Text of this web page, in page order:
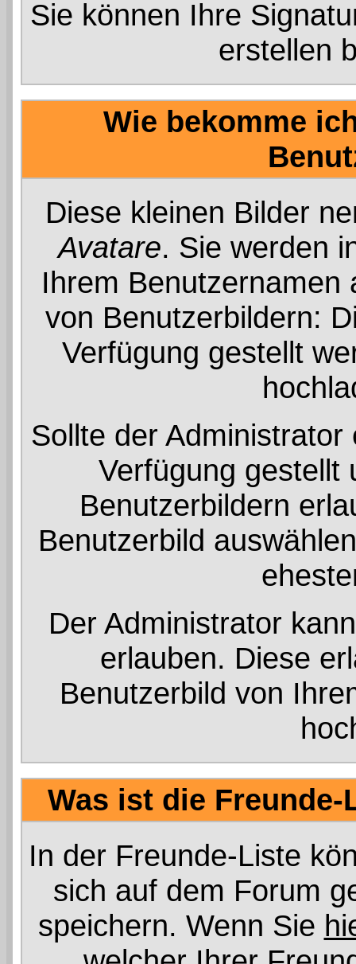
Sie können Ihre
erstellen
Wie bekomme
Diese kleinen Bilder
Avatare. Sie werden
Ihrem Benutzernamen
von Benutzerbildern:
Verfügung gestellt
Sollte der
Verfügung gestellt
Benutzerbildern
Benutzerbild
Der Administrator
erlauben. Diese
Benutzerbild von
Was ist die
In der Freunde-Liste
sich auf dem Forum
speichern. Wenn Sie